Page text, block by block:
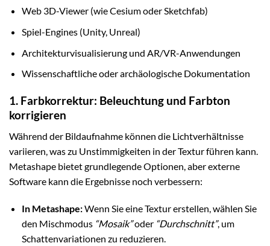
Web 3D-Viewer (wie Cesium oder Sketchfab)
Spiel-Engines (Unity, Unreal)
Architekturvisualisierung und AR/VR-Anwendungen
Wissenschaftliche oder archäologische Dokumentation
1. Farbkorrektur: Beleuchtung und Farbton
korrigieren
Während der Bildaufnahme können die Lichtverhältnisse
variieren, was zu Unstimmigkeiten in der Textur führen kann.
Metashape bietet grundlegende Optionen, aber externe
Software kann die Ergebnisse noch verbessern:
In Metashape:Wenn Sie eine Textur erstellen, wählen Sie
den Mischmodus “Mosaik”oder “Durchschnitt”, um
Schattenvariationen zu reduzieren.